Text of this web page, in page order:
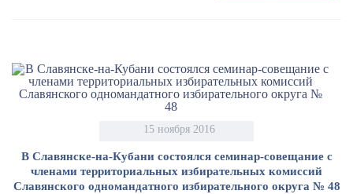
15 ноября 2016
В Славянске-на-Кубани состоялся семинар-совещание с
членами территориальных избирательных комиссий
Славянского одномандатного избирательного округа № 48